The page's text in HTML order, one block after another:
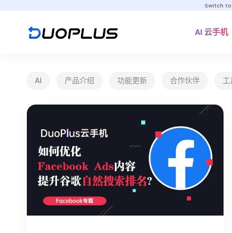
Switch
AI 云手机
Ai 产品介绍 功能更新 合作伙伴